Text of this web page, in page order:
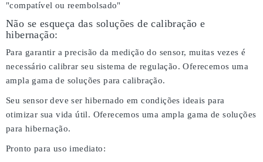
"compatível ou reembolsado"
Não se esqueça das soluções de calibração e
hibernação:
Para garantir a precisão da medição do sensor, muitas vezes é
necessário calibrar seu sistema de regulação. Oferecemos uma
ampla gama de soluções para calibração.
Seu sensor deve ser hibernado em condições ideais para
otimizar sua vida útil. Oferecemos uma ampla gama de soluções
para hibernação.
Pronto para uso imediato: